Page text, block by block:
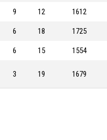
9 12 1612
6 18 1725
6 15 1554
3 19 1679